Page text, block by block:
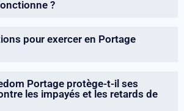
?
pour exercer en Portage
Portage protège-t-il ses
les impayés et les retards de